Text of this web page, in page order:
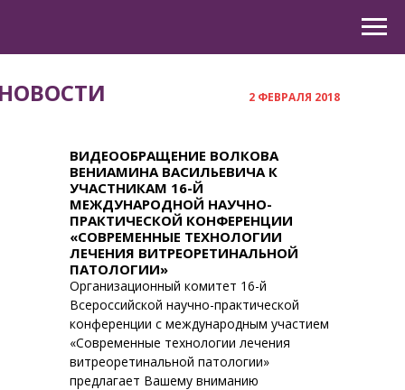
2 ФЕВРАЛЯ 2018
ВИДЕООБРАЩЕНИЕ ВОЛКОВА
ВЕНИАМИНА ВАСИЛЬЕВИЧА К
УЧАСТНИКАМ 16-Й
МЕЖДУНАРОДНОЙ НАУЧНО-
ПРАКТИЧЕСКОЙ КОНФЕРЕНЦИИ
«СОВРЕМЕННЫЕ ТЕХНОЛОГИИ
ЛЕЧЕНИЯ ВИТРЕОРЕТИНАЛЬНОЙ
ПАТОЛОГИИ»
Организационный комитет 16-й
Всероссийской научно-практической
конференции с международным участием
«Современные технологии лечения
витреоретинальной патологии»
предлагает Вашему вниманию